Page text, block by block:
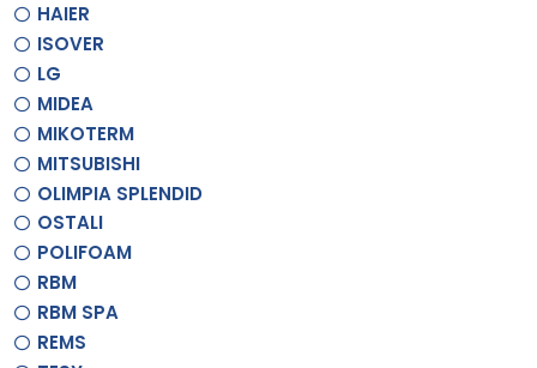
HAIER
ISOVER
LG
MIDEA
MIKOTERM
MITSUBISHI
OLIMPIA SPLENDID
OSTALI
POLIFOAM
RBM
RBM SPA
REMS